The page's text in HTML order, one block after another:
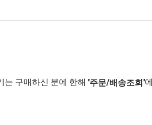
는 구매하신 분에 한해 '주문/배송조회'